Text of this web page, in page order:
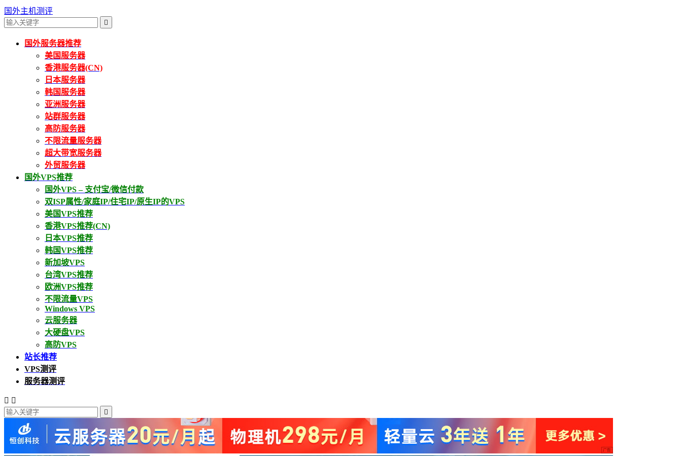
国外主机测评

国外服务器推荐
美国服务器
香港服务器(CN)
日本服务器
韩国服务器
亚洲服务器
站群服务器
高防服务器
不限流量服务器
超大带宽服务器
外贸服务器
国外VPS推荐
国外VPS – 支付宝/微信付款
双ISP属性/家庭IP/住宅IP/原生IP的VPS
美国VPS推荐
香港VPS推荐(CN)
日本VPS推荐
韩国VPS推荐
新加坡VPS
台湾VPS推荐
欧洲VPS推荐
不限流量VPS
Windows VPS
云服务器
大硬盘VPS
高防VPS
站长推荐
VPS测评
服务器测评
 
